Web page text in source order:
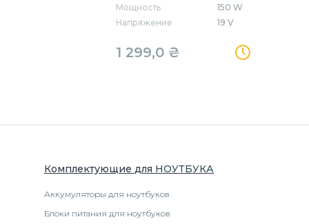
Мощность
150 W
Напряжение
19 V
1 299,0 ₴
Комплектующие для НОУТБУКА
Аккумуляторы для ноутбуков
Блоки питания для ноутбуков